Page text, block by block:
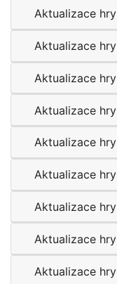
Aktualizace hry
Aktualizace hry
Aktualizace hry
Aktualizace hry
Aktualizace hry
Aktualizace hry
Aktualizace hry
Aktualizace hry
Aktualizace hry